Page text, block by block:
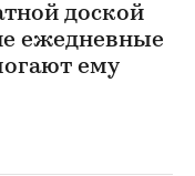
доской
ежедневные
ему